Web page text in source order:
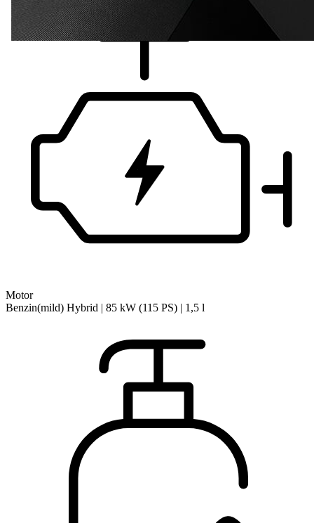
Motor
Benzin(mild) Hybrid | 85 kW (115 PS) | 1,5 l